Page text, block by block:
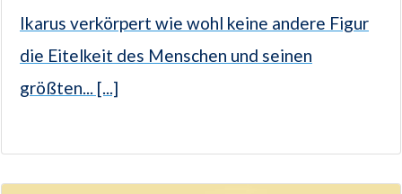
Ikarus verkörpert wie wohl keine andere Figur
die Eitelkeit des Menschen und seinen
größten... [...]